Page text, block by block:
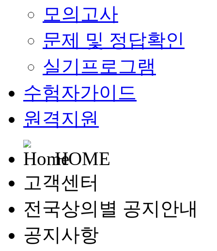
모의고사
문제 및 정답확인
실기프로그램
수험자가이드
원격지원
HOME
고객센터
전국상의별 공지안내
공지사항